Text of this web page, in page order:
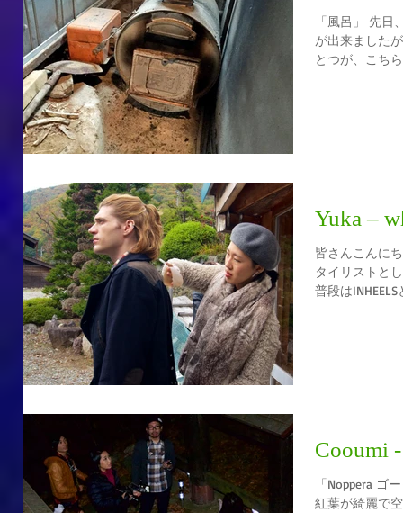
「風呂」 先
が出来ました
とつが、こち
Yuka –
皆さんこんに
タイリストと
普段は
Cooumi
「Noppera ゴ
紅葉が綺麗で空気も美